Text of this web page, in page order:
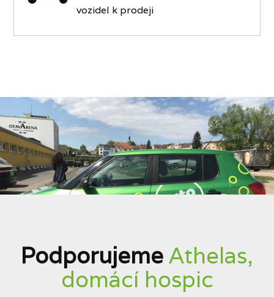
vozidel k prodeji
PodporujemeAthelas,
domácí hospic